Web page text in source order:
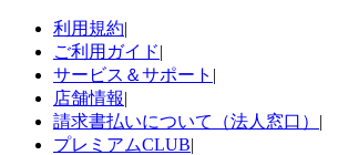
利用規約|
ご利用ガイド|
サービス＆サポート |
店舗情報|
請求書払いについて（法人窓口） |
プレミアムCLUB|